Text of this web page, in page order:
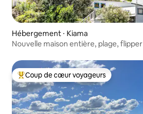
Hébergement ⋅ Kiama
Nouvelle maison entière, plage,
Coups de cœur voyageurs les plus
Coup de cœur voyageurs